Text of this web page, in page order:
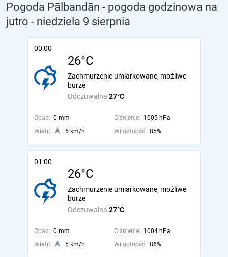
Pogoda Pālbandān - pogoda godzinowa na
jutro - niedziela 9 sierpnia
00:00
26°C
Odczuwalna 27°C
Zachmurzenie umiarkowane, możliwe
burze
Opad: 0 mm Ciśnienie: 1005 hPa
Wiatr:
5 km/h Wilgotność: 85%
01:00
26°C
Odczuwalna 27°C
Zachmurzenie umiarkowane, możliwe
burze
Opad: 0 mm Ciśnienie: 1004 hPa
Wiatr:
5 km/h Wilgotność: 86%